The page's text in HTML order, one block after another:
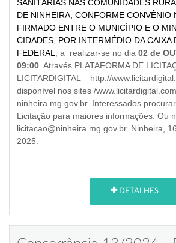
SANITÁRIAS NAS COMUNIDADES
DE NINHEIRA, CONFORME CONVÊNIO
FIRMADO ENTRE O MUNICÍPIO E O
CIDADES, POR INTERMÉDIO DA CAIXA
FEDERAL
, a realizar-se no dia 02 de
09:00 . Através PLATAFORMA DE
LICITARDIGITAL – http://
disponível nos sites /
ninheira.mg.gov.br. Interessados
Licitação para maiores informações. Ou
licitacao@ninheira.mg.gov.br. Ninheira,
2025.
DETALHES